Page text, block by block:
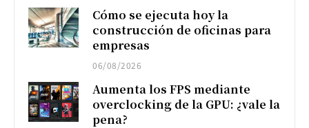
Cómo se ejecuta hoy la
construcción de oficinas para
empresas
06/08/2026
Aumenta los FPS mediante
overclocking de la GPU: ¿vale la
pena?